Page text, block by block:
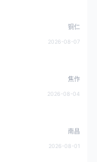
铜仁
2026-08-07
焦作
2026-08-04
南昌
2026-08-01